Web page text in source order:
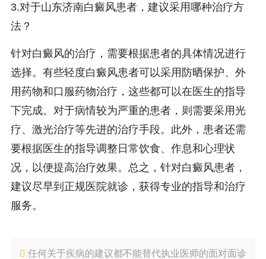
3.对于山东济南白癜风患者，建议采用哪种治疗方
法？
针对白癜风的治疗，需要根据患者的具体情况进行
选择。有些轻度白癜风患者可以采用防晒保护、外
用药物和口服药物治疗，这些都可以在医生的指导
下完成。对于病情较为严重的患者，则需要采用光
疗、激光治疗等先进的治疗手段。此外，患者还需
要根据医生的指导调整日常饮食、作息和心理状
况，以便提高治疗效果。总之，针对白癜风患者，
建议尽早到正规医院就诊，获得专业的指导和治疗
服务。
任何关于疾病的建议都不能替代执业医师的面对面诊